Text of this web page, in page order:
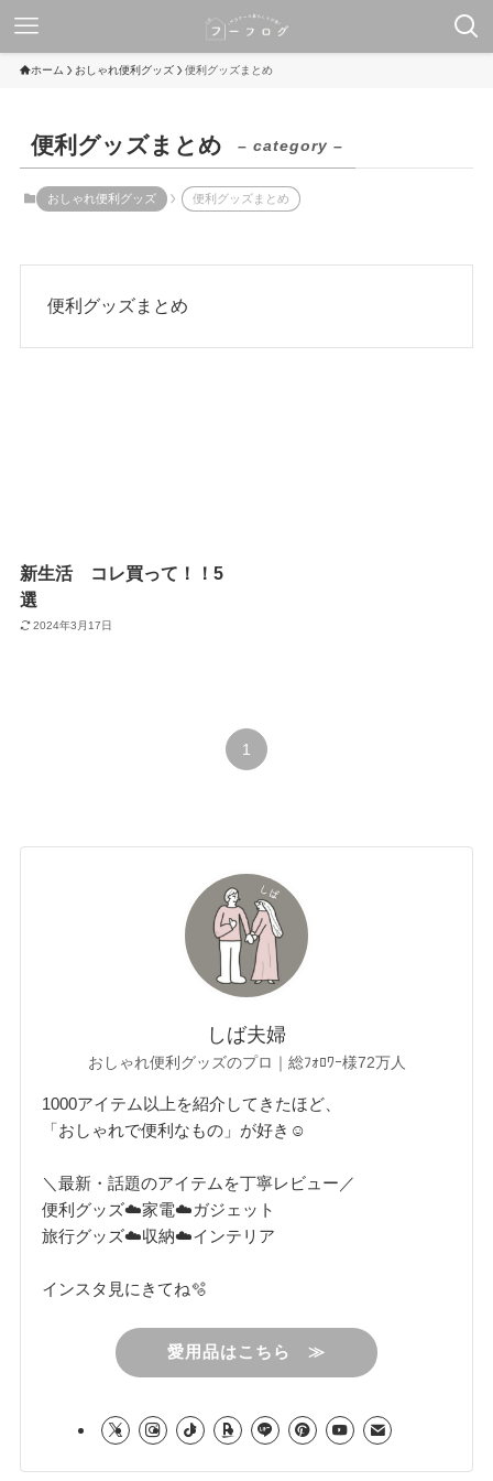
ホーム おしゃれ便利グッズ 便利グッズまとめ
便利グッズまとめ – category –
おしゃれ便利グッズ 便利グッズまとめ
便利グッズまとめ
新生活 コレ買って！！5
選
2024年3月17日
1
しば夫婦
おしゃれ便利グッズのプロ｜総ﾌｫﾛﾜｰ様72万人
1000アイテム以上を紹介してきたほど、
「おしゃれで便利なもの」が好き☺︎
＼最新・話題のアイテムを丁寧レビュー／
便利グッズ☁️家電☁️ガジェット
旅行グッズ☁️収納☁️インテリア
インスタ見にきてね🫧
愛用品はこちら ≫